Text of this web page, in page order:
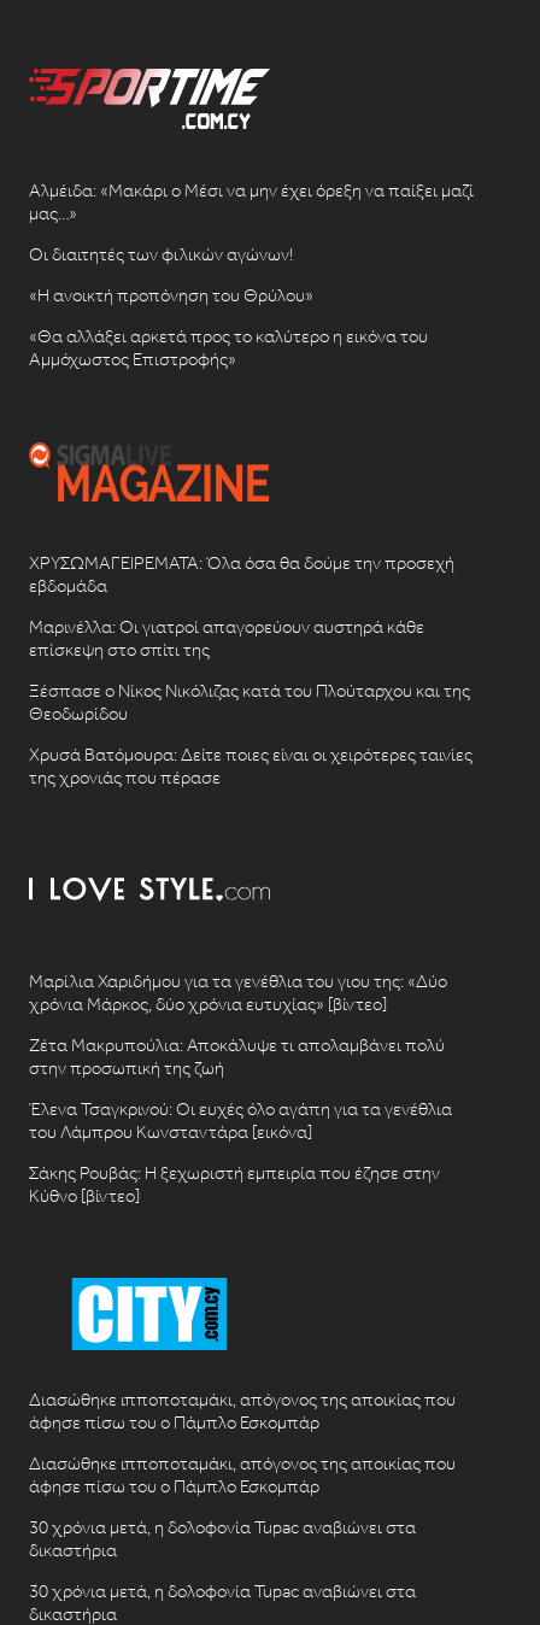
Αλμέιδα: «Μακάρι ο Μέσι να μην έχει όρεξη να παίξει μαζί
μας…»
Οι διαιτητές των φιλικών αγώνων!
«Η ανοικτή προπόνηση του Θρύλου»
«Θα αλλάξει αρκετά προς το καλύτερο η εικόνα του
Αμμόχωστος Επιστροφής»
ΧΡΥΣΩΜΑΓΕΙΡΕΜΑΤΑ: Όλα όσα θα δούμε την προσεχή
εβδομάδα
Μαρινέλλα: Οι γιατροί απαγορεύουν αυστηρά κάθε
επίσκεψη στο σπίτι της
Ξέσπασε ο Νίκος Νικόλιζας κατά του Πλούταρχου και της
Θεοδωρίδου
Χρυσά Βατόμουρα: Δείτε ποιες είναι οι χειρότερες ταινίες
της χρονιάς που πέρασε
Μαρίλια Χαριδήμου για τα γενέθλια του γιου της: «Δύο
χρόνια Μάρκος, δύο χρόνια ευτυχίας» [βίντεο]
Ζέτα Μακρυπούλια: Αποκάλυψε τι απολαμβάνει πολύ
στην προσωπική της ζωή
Έλενα Τσαγκρινού: Οι ευχές όλο αγάπη για τα γενέθλια
του Λάμπρου Κωνσταντάρα [εικόνα]
Σάκης Ρουβάς: Η ξεχωριστή εμπειρία που έζησε στην
Κύθνο [βίντεο]
Διασώθηκε ιπποποταμάκι, απόγονος της αποικίας που
άφησε πίσω του ο Πάμπλο Εσκομπάρ
Διασώθηκε ιπποποταμάκι, απόγονος της αποικίας που
άφησε πίσω του ο Πάμπλο Εσκομπάρ
30 χρόνια μετά, η δολοφονία Tupac αναβιώνει στα
δικαστήρια
30 χρόνια μετά, η δολοφονία Tupac αναβιώνει στα
δικαστήρια